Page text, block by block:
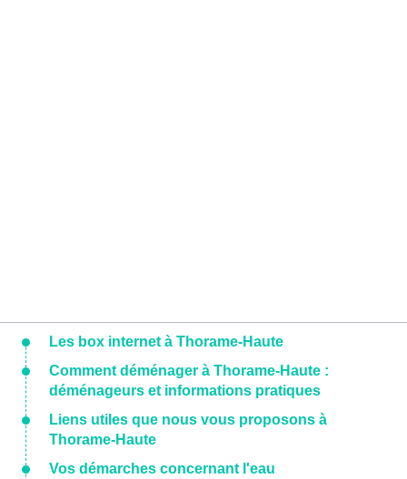
Les box internet à Thorame-Haute
Comment déménager à Thorame-Haute :
déménageurs et informations pratiques
Liens utiles que nous vous proposons à
Thorame-Haute
Vos démarches concernant l'eau